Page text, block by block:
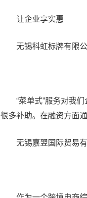
让企业享实惠
无锡科虹标牌有限公
“菜单式”服务对我们
很多补助。在融资方面
无锡嘉翌国际贸易有